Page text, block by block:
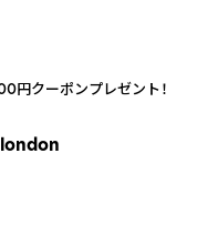
円クーポンプレゼント！